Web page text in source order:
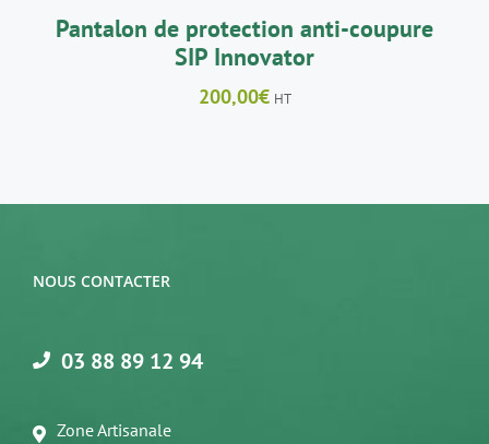
LA
PAGE
DU
Pantalon de protection anti-coupure
SIP Innovator
200,00€ HT
NOUS CONTACTER
03 88 89 12 94
Zone Artisanale